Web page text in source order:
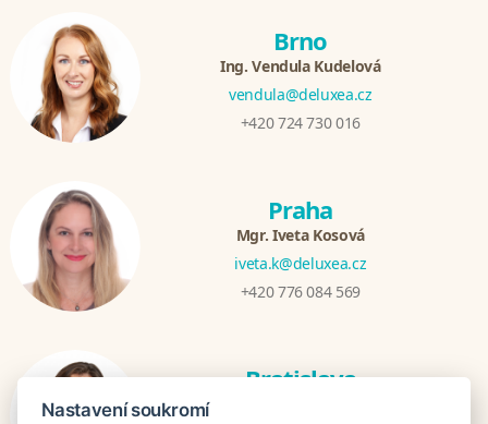
Brno
Ing. Vendula Kudelová
vendula@deluxea.cz
+420 724 730 016
Praha
Mgr. Iveta Kosová
iveta.k@deluxea.cz
+420 776 084 569
Bratislava
Nastavení soukromí